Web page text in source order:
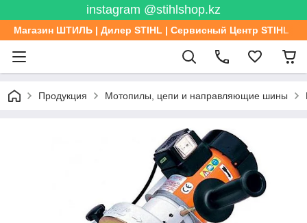
instagram @stihlshop.kz
Магазин ШТИЛЬ | Дилер STIHL | Сервисный Центр STIHL
Продукция Мотопилы, цепи и направляющие шины